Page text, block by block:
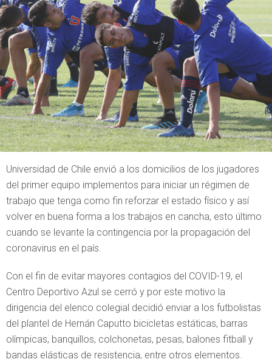
Universidad de Chile envió a los domicilios de los jugadores
del primer equipo implementos para iniciar un régimen de
trabajo que tenga como fin reforzar el estado físico y así
volver en buena forma a los trabajos en cancha, esto último
cuando se levante la contingencia por la propagación del
coronavirus en el país.
Con el fin de evitar mayores contagios del COVID-19, el
Centro Deportivo Azul se cerró y por este motivo la
dirigencia del elenco colegial decidió enviar a los futbolistas
del plantel de Hernán Caputto bicicletas estáticas, barras
olímpicas, banquillos, colchonetas, pesas, balones fitball y
bandas elásticas de resistencia, entre otros elementos.